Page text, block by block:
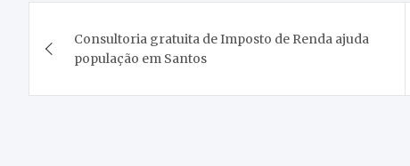
de
Post
Consultoria gratuita de Imposto de Renda ajuda
população em Santos